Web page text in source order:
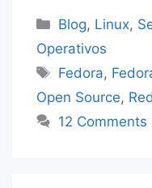
er
Categorías
Blog, Linux,
Operativos
Etiquetas
Fedora,
Open Source,
12 Comments